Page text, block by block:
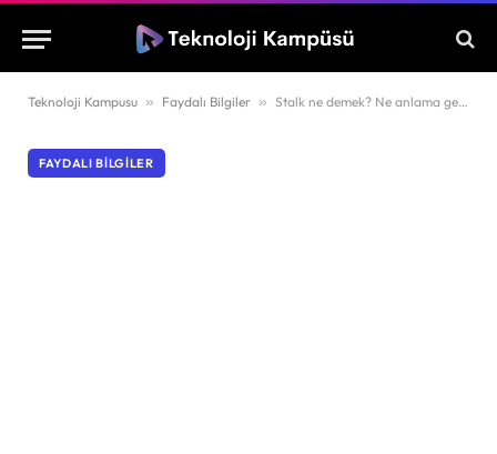
Teknoloji Kampusu » Faydalı Bilgiler » Stalk ne demek? Ne anlama geliyor?
FAYDALI BILGILER